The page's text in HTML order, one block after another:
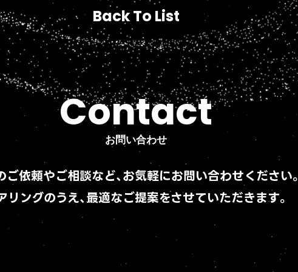
Back To List
Back To List
Contact
Contact
お問い合わせ
お問い合わせ
ご依頼やご相談など、 お気軽にお問い合わせください。
リングのうえ、 最適なご提案をさせていただきます。